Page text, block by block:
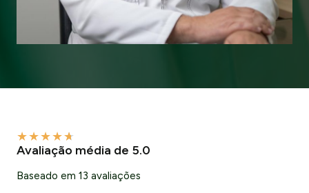
★★★★★
Avaliação média de 5.0
Baseado em 13 avaliações